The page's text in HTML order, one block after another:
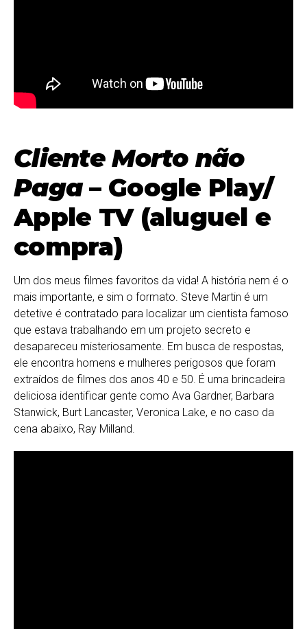
Cliente Morto não
Paga– Google Play/
Apple TV (aluguel e
compra)
Um dos meus filmes favoritos da vida! A história nem é o
mais importante, e sim o formato. Steve Martin é um
detetive é contratado para localizar um cientista famoso
que estava trabalhando em um projeto secreto e
desapareceu misteriosamente. Em busca de respostas,
ele encontra homens e mulheres perigosos que foram
extraídos de filmes dos anos 40 e 50. É uma brincadeira
deliciosa identificar gente como Ava Gardner, Barbara
Stanwick, Burt Lancaster, Veronica Lake, e no caso da
cena abaixo, Ray Milland.